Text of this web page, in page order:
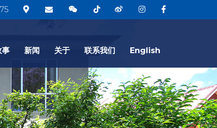
事 新闻 关于 联系我们 English